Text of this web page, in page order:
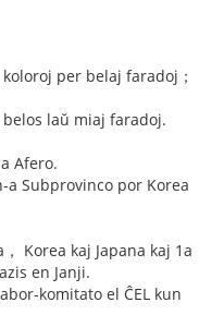
per belaj faradoj；
laŭ miaj faradoj.
Afero.
a Subprovinco por Korea
Korea kaj Japana kaj 1a
en Janji.
komitato el ĈEL kun